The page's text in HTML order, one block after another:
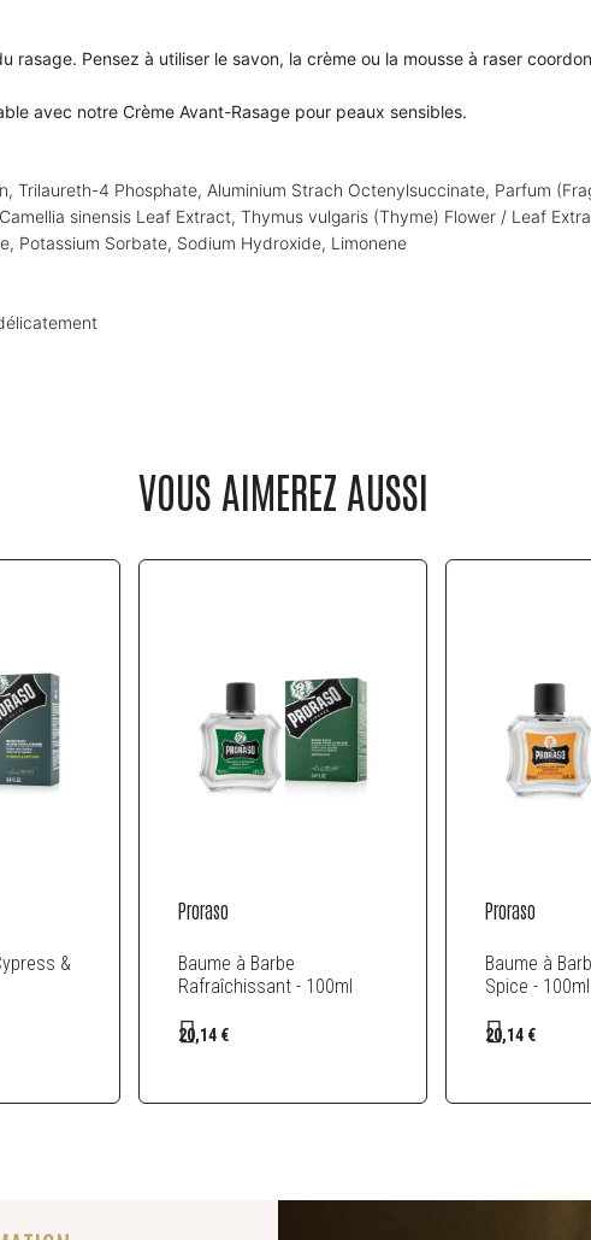
rasage. Pensez à utiliser le savon, la crèmeou la mousse à raser
avec notre Crème Avant-Rasage pour peaux sensibles.
Trilaureth-4 Phosphate, Aluminium Strach Octenylsuccinate, Parfum
sinensis Leaf Extract, Thymus vulgaris (Thyme) Flower / Leaf
Potassium Sorbate, Sodium Hydroxide, Limonene
VOUS AIMEREZ AUSSI
&
Proraso
Baume à Barbe
Rafraîchissant - 100ml
20,14 €
Proraso
Baume à
Spice - 100ml
20,14 €